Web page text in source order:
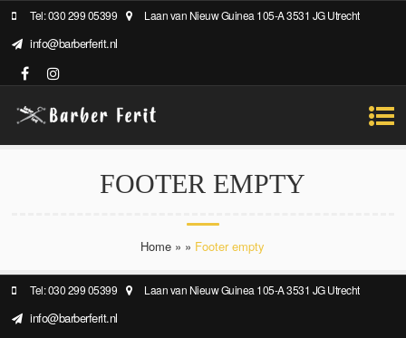
Tel: 030 299 05399 Laan van Nieuw Guinea 105-A 3531 JG Utrecht
info@barberferit.nl
FOOTER EMPTY
Home » » Footer empty
Tel: 030 299 05399 Laan van Nieuw Guinea 105-A 3531 JG Utrecht
info@barberferit.nl